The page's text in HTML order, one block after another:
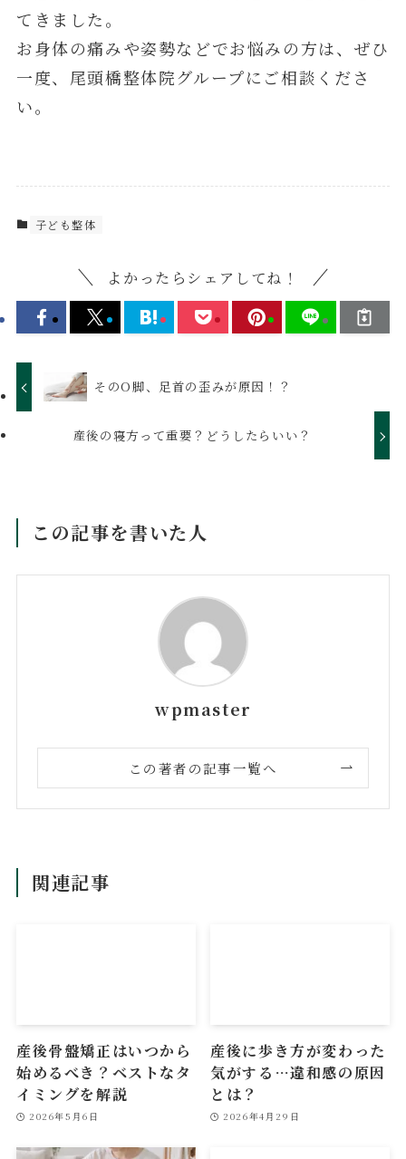
てきました。
お身体の痛みや姿勢などでお悩みの方は、ぜひ
一度、尾頭橋整体院グループにご相談くださ
い。
子ども整体
よかったらシェアしてね！
そのO脚、足首の歪みが原因！？
産後の寝方って重要？どうしたらいい？
この記事を書いた人
wpmaster
この著者の記事一覧へ
関連記事
産後骨盤矯正はいつから
始めるべき？ベストなタ
イミングを解説
2026年5月6日
産後に歩き方が変わった
気がする…違和感の原因
とは？
2026年4月29日